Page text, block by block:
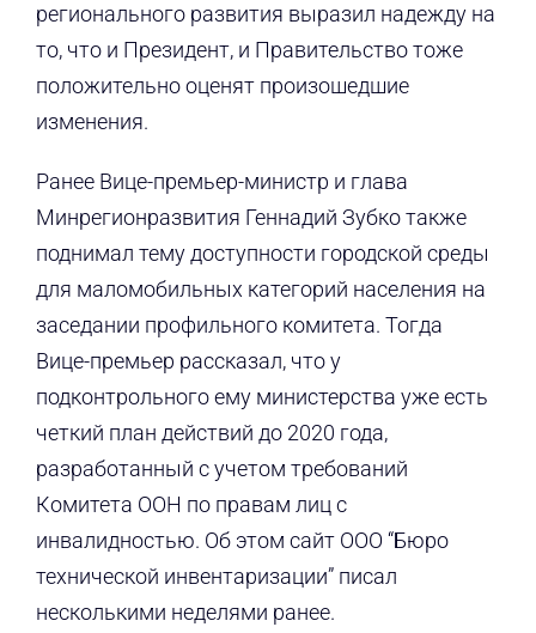
регионального развития выразил надежду на
то, что и Президент, и Правительство тоже
положительно оценят произошедшие
изменения.
Ранее Вице-премьер-министр и глава
Минрегионразвития Геннадий Зубко также
поднимал тему доступности городской среды
для маломобильных категорий населения на
заседании профильного комитета. Тогда
Вице-премьер рассказал, что у
подконтрольного ему министерства уже есть
четкий план действий до 2020 года,
разработанный с учетом требований
Комитета ООН по правам лиц с
инвалидностью. Об этом сайт ООО “Бюро
технической инвентаризации” писал
несколькими неделями ранее.